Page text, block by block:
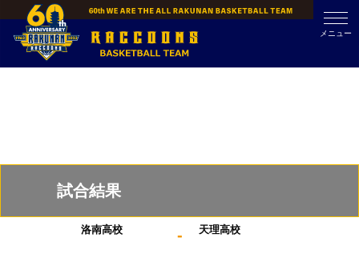
content
メニュー
試合結果
洛南高校 - 天理高校